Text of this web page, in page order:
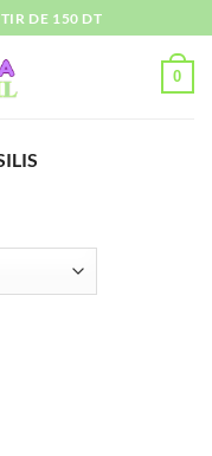
DE 150 DT
0